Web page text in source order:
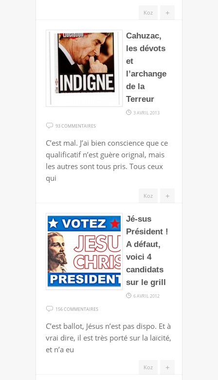
+
Koz
Cahuzac,
les dévots
et
l’archange
de la
Terreur
3 AVRIL 2013
93 COMMENTAIRES
LES
DÉVOTS
ET
TERREUR
C’est mal. J’ai bien conscience que ce
qualificatif n’est guère orignal, mais
les autres sont tous pris. Tous ceux
qui
+
Koz
Jé-sus
Président !
A défaut,
voici 4
candidats
sur le grill
6 AVRIL 2012
156 COMMENTAIRES
SUS
PRÉSIDENT
C’est ballot, Jésus n’est pas dispo. Et à
vrai dire, il est très porté sur la laïcité,
et n’a eu
+
Koz